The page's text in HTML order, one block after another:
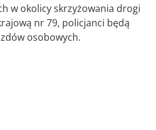
w okolicy skrzyżowania drogi
nr 79, policjanci będą
osobowych.